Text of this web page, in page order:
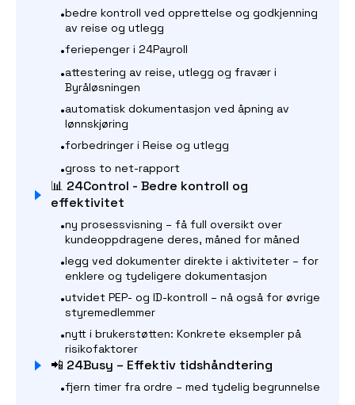
•bedre kontroll ved opprettelse og godkjenning
av reise og utlegg
•feriepenger i 24Payroll
•attestering av reise, utlegg og fravær i
Byråløsningen
•automatisk dokumentasjon ved åpning av
lønnskjøring
•forbedringer i Reise og utlegg
•gross to net-rapport
📊 24Control - Bedre kontroll og
effektivitet
•ny prosessvisning – få full oversikt over
kundeoppdragene deres, måned for måned
•legg ved dokumenter direkte i aktiviteter – for
enklere og tydeligere dokumentasjon
•utvidet PEP- og ID-kontroll – nå også for øvrige
styremedlemmer
•nytt i brukerstøtten: Konkrete eksempler på
risikofaktorer
📲 24Busy – Effektiv tidshåndtering
•fjern timer fra ordre – med tydelig begrunnelse